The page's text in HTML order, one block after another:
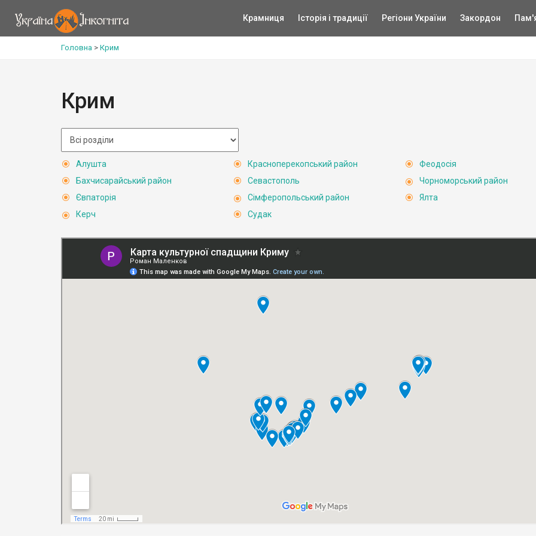
Крамниця Історія і традиції Регіони України Закордон
Головна > Крим
Крим
Алушта
Бахчисарайський район
Євпаторія
Керч
Красноперекопський район
Севастополь
Сімферопольський район
Судак
Феодосія
Чорноморський район
Ялта